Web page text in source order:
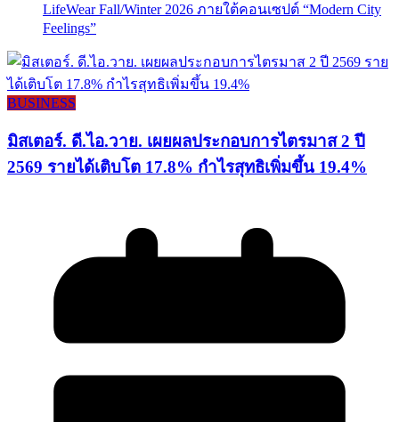
LifeWear Fall/Winter 2026 ภายใต้คอนเซปต์ “Modern City
Feelings”
BUSINESS
มิสเตอร์. ดี.ไอ.วาย. เผยผลประกอบการไตรมาส 2 ปี
2569 รายได้เติบโต 17.8% กำไรสุทธิเพิ่มขึ้น 19.4%